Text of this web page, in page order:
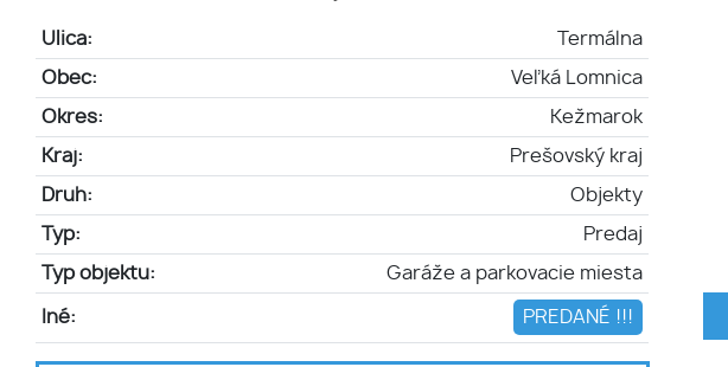
Ulica: Termálna
Obec: Veľká Lomnica
Okres: Kežmarok
Kraj: Prešovský kraj
Druh: Objekty
Typ: Predaj
Typ objektu: Garáže a parkovacie miesta
Iné: PREDANÉ !!!